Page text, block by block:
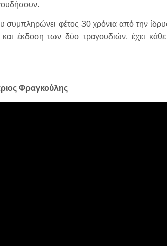
φέτος 30 χρόνια από την
έκδοση των δύο τραγουδιών, έχει κάθε
Φραγκούλης